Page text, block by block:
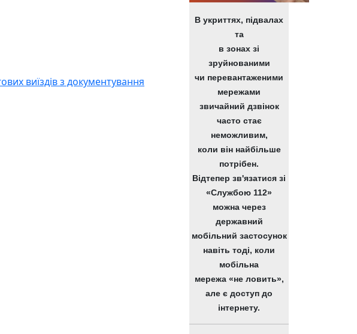
виїздів з документування
В укриттях, підвалах
та
в зонах зі
зруйнованими
чи перевантаженими
мережами
звичайний дзвінок
часто стає
неможливим,
коли він найбільше
потрібен.
Відтепер зв'язатися зі
«Службою 112»
можна через
державний
мобільний застосунок
навіть тоді, коли
мобільна
мережа «не ловить»,
але є доступ до
інтернету.